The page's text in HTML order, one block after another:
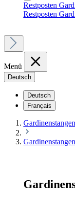
Restposten
Restposten
Menü
Deutsch
Deutsch
Français
Gardinenstangen